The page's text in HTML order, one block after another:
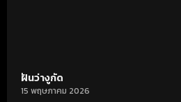
ฝันว่างูกัด
15 พฤษภาคม 2026